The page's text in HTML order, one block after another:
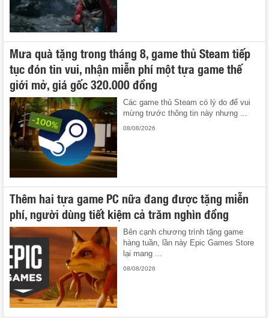
Mưa quà tặng trong tháng 8, game thủ Steam tiếp
tục đón tin vui, nhận miễn phí một tựa game thế
giới mở, giá gốc 320.000 đồng
Các game thủ Steam có lý do để vui
mừng trước thông tin này nhưng ...
08/08/2026
Thêm hai tựa game PC nữa đang được tặng miễn
phí, người dùng tiết kiệm cả trăm nghìn đồng
Bên cạnh chương trình tặng game
hàng tuần, lần này Epic Games Store
lại mang ...
08/08/2026